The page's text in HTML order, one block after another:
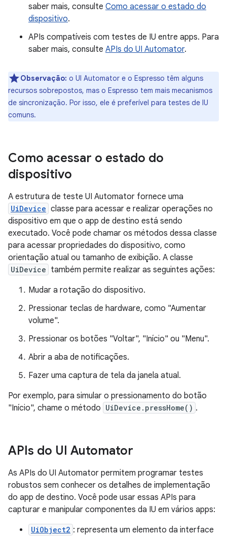
saber mais, consulte Como acessar o estado do
dispositivo.
APIs compatíveis com testes de IU entre apps. Para
saber mais, consulte APIs do UI Automator.
Observação: o UI Automator e o Espresso têm alguns
recursos sobrepostos, mas o Espresso tem mais mecanismos
de sincronização. Por isso, ele é preferível para testes de IU
comuns.
Como acessar o estado do
dispositivo
A estrutura de teste UI Automator fornece uma
UiDevice classe para acessar e realizar operações no
dispositivo em que o app de destino está sendo
executado. Você pode chamar os métodos dessa classe
para acessar propriedades do dispositivo, como
orientação atual ou tamanho de exibição. A classe
UiDevice também permite realizar as seguintes ações:
Mudar a rotação do dispositivo.
Pressionar teclas de hardware, como "Aumentar
volume".
Pressionar os botões "Voltar", "Início" ou "Menu".
Abrir a aba de notificações.
Fazer uma captura de tela da janela atual.
Por exemplo, para simular o pressionamento do botão
"Início", chame o método UiDevice.pressHome() .
APIs do UI Automator
As APIs do UI Automator permitem programar testes
robustos sem conhecer os detalhes de implementação
do app de destino. Você pode usar essas APIs para
capturar e manipular componentes da IU em vários apps:
UiObject2 : representa um elemento da interface